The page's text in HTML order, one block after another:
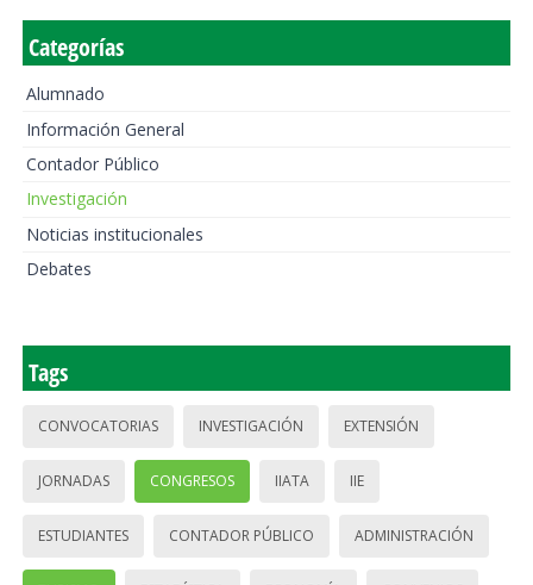
Categorías
Alumnado
Información General
Contador Público
Investigación
Noticias institucionales
Debates
Tags
CONVOCATORIAS INVESTIGACIÓN EXTENSIÓN
JORNADAS CONGRESOS IIATA IIE
ESTUDIANTES CONTADOR PÚBLICO ADMINISTRACIÓN